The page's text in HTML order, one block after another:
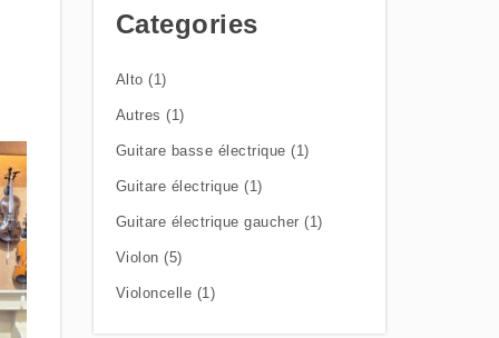
Categories
Alto (1)
Autres (1)
Guitare basse électrique (1)
Guitare électrique (1)
Guitare électrique gaucher (1)
Violon (5)
Violoncelle (1)